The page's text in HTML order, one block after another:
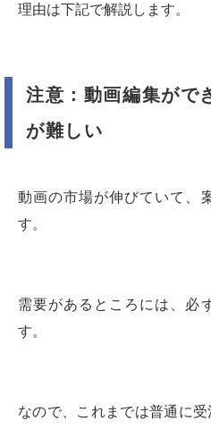
理由は下記で解説します。
注意：動画編集がで
が難しい
動画の市場が伸びていて、
す。
需要があるところには、必
す。
なので、これまでは普通に受